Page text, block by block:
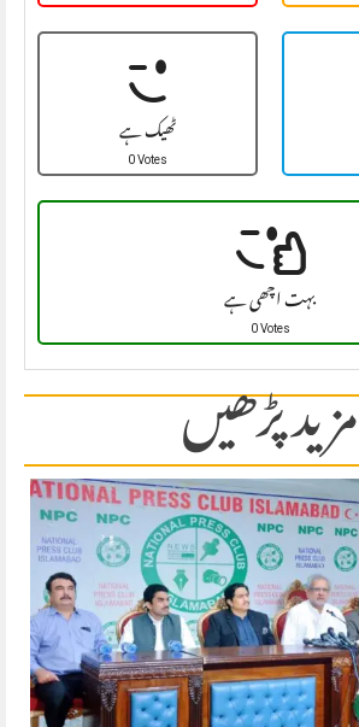
ٹھیک ہے
0 Votes
بہت اچھی ہے
0 Votes
مزید پڑھیں